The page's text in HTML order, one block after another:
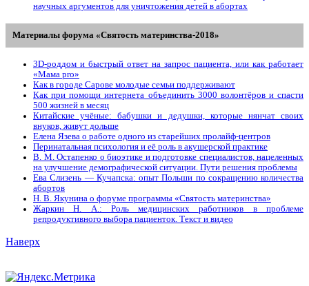
научных аргументов для уничтожения детей в абортах
Материалы форума «Святость материнства-2018»
3D-роддом и быстрый ответ на запрос пациента, или как работает
«Мама prо»
Как в городе Сарове молодые семьи поддерживают
Как при помощи интернета объединить 3000 волонтёров и спасти
500 жизней в месяц
Китайские учёные: бабушки и дедушки, которые нянчат своих
внуков, живут дольше
Елена Язева о работе одного из старейших пролайф-центров
Перинатальная психология и её роль в акушерской практике
В. М. Остапенко о биоэтике и подготовке специалистов, нацеленных
на улучшение демографической ситуации. Пути решения проблемы
Ева Слизень — Кучапска: опыт Польши по сокращению количества
абортов
Н. В. Якунина о форуме программы «Святость материнства»
Жаркин Н. А.: Роль медицинских работников в проблеме
репродуктивного выбора пациенток. Tекст и видео
Наверх